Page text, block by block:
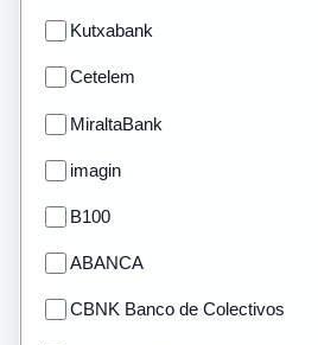
Kutxabank
Cetelem
MiraltaBank
imagin
B100
ABANCA
CBNK Banco de Colectivos